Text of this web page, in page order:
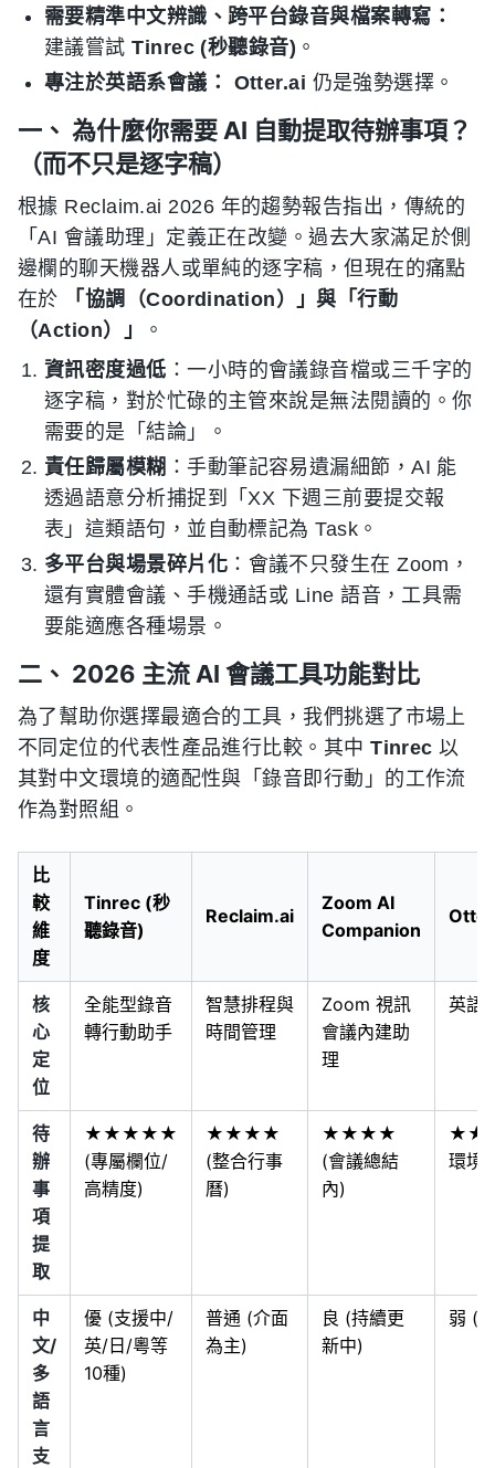
需要精準中文辨識、跨平台錄音與檔案轉寫：
建議嘗試Tinrec (秒聽錄音) 。
專注於英語系會議：
Otter.ai 仍是強勢選擇。
一、 為什麼你需要 AI 自動提取待辦事項？
（而不只是逐字稿）
根據 Reclaim.ai 2026 年的趨勢報告指出，傳統的
「AI 會議助理」定義正在改變。過去大家滿足於側
邊欄的聊天機器人或單純的逐字稿，但現在的痛點
在於
「協調（Coordination）」與「行動
（Action）」
。
資訊密度過低 ：一小時的會議錄音檔或三千字的
逐字稿，對於忙碌的主管來說是無法閱讀的。你
需要的是「結論」。
責任歸屬模糊 ：手動筆記容易遺漏細節，AI 能
透過語意分析捕捉到「XX 下週三前要提交報
表」這類語句，並自動標記為 Task。
多平台與場景碎片化 ：會議不只發生在 Zoom，
還有實體會議、手機通話或 Line 語音，工具需
要能適應各種場景。
二、 2026 主流 AI 會議工具功能對比
為了幫助你選擇最適合的工具，我們挑選了市場上
不同定位的代表性產品進行比較。其中Tinrec 以
其對中文環境的適配性與「錄音即行動」的工作流
作為對照組。
比
較
維
度
Tinrec (秒
聽錄音)
Reclaim.ai
Zoom AI
Companion
核
心
定
位
全能型錄音
轉行動助手
智慧排程與
時間管理
Zoom 視訊
會議內建助
理
英語
待
辦
事
項
提
取
★★★★★
(專屬欄位/
高精度)
★★★★
(整合行事
曆)
★★★★
(會議總結
內)
★★★
環境
中
文/
多
語
言
支
優 (支援中/
英/日/粵等
10種)
普通 (介面
為主)
良 (持續更
新中)
弱 (